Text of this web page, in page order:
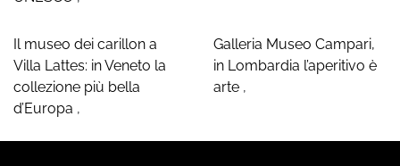
Il museo dei carillon a
Villa Lattes: in Veneto la
collezione più bella
d’Europa ,
Galleria Museo Campari,
in Lombardia l’aperitivo è
arte ,